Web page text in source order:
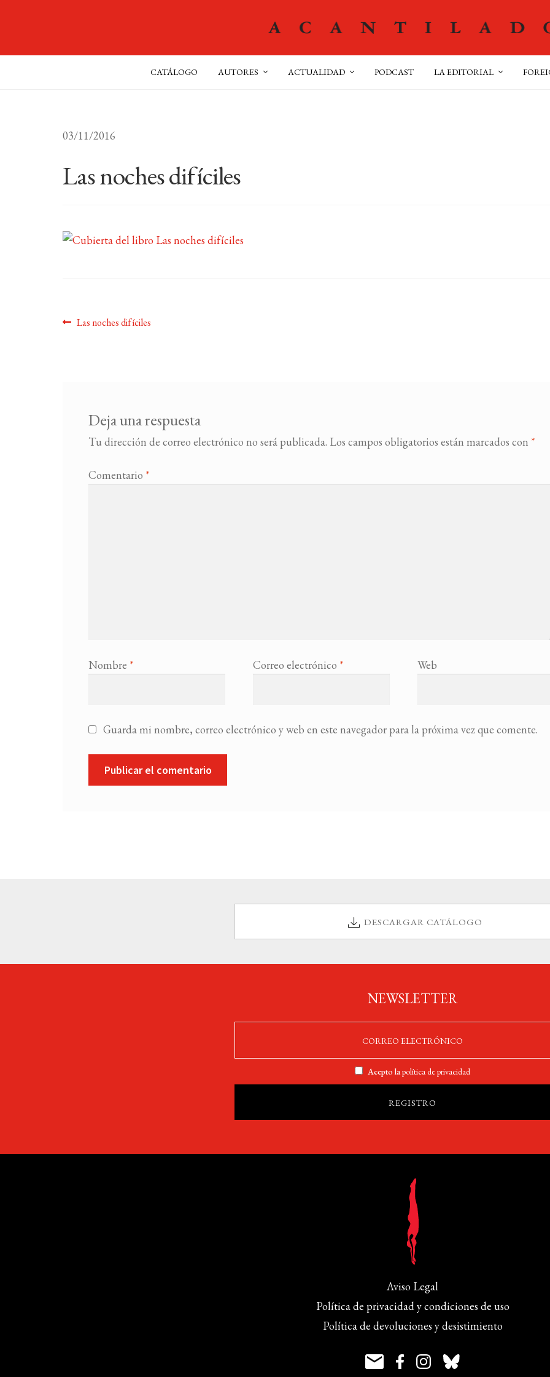
CATÁLOGO AUTORES ACTUALIDAD PODCAST LA EDITORIAL
03/11/2016
Las noches difíciles
Navegación
Anterior:
Las noches difíciles
Deja una respuesta
Tu dirección de correo electrónico no será publicada. Los campos obligatorios están marcados con *
Comentario *
Nombre * Correo electrónico * Web
Guarda mi nombre, correo electrónico y web en este navegador para la próxima vez que comente.
DESCARGAR CATÁLOGO
NEWSLETTER
Acepto lapolítica de privacidad
Aviso Legal
Política de privacidad y condiciones de uso
Política de devoluciones y desistimiento